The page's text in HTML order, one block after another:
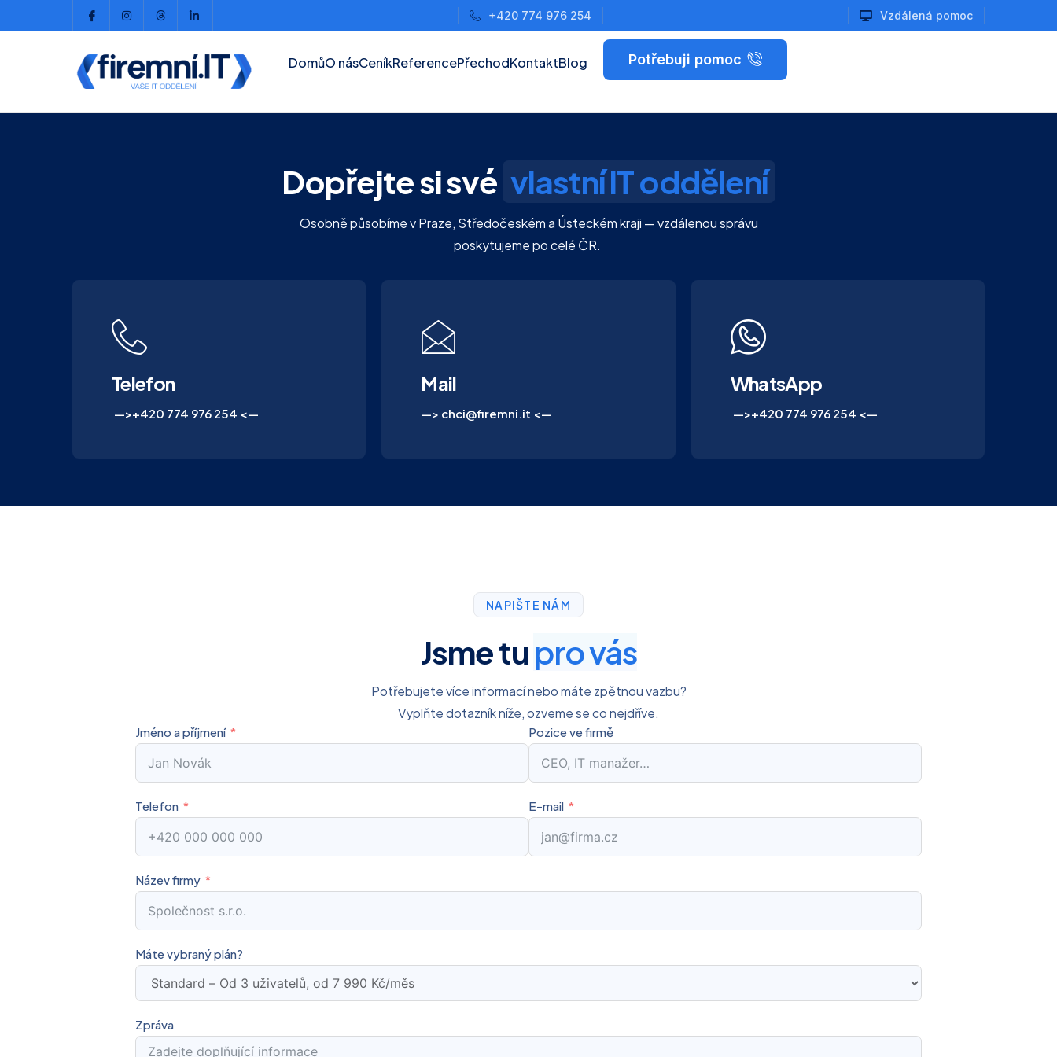
+420 774 976 254 Vzdálená pomoc
DomůO násCeníkReferencePřechodKontaktBlog Potřebuji pomoc
Dopřejte si své vlastní IT oddělení
Osobně působíme v Praze, Středočeském a Ústeckém kraji — vzdálenou správu
poskytujeme po celé ČR.
Telefon
—>+420 774 976 254 <—
Mail
—> chci@firemni.it <—
WhatsApp
—>+420 774 976 254 <—
NAPIŠTE NÁM
Jsme tupro vás
Potřebujete více informací nebo máte zpětnou vazbu?
Vyplňte dotazník níže, ozveme se co nejdříve.
Jméno a příjmení Pozice ve firmě
Telefon E-mail
Název firmy
Máte vybraný plán?
Zpráva